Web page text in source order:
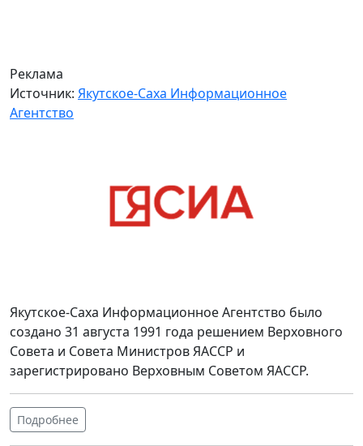
Реклама
Источник: Якутское-Саха Информационное
Агентство
Якутское-Саха Информационное Агентство было
создано 31 августа 1991 года решением Верховного
Совета и Совета Министров ЯАССР и
зарегистрировано Верховным Советом ЯАССР.
Подробнее